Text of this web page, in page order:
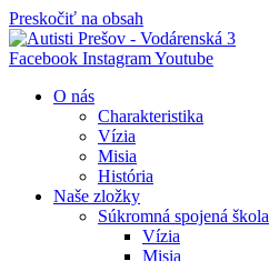
Preskočiť na obsah
Facebook InstagramYoutube
O nás
Charakteristika
Vízia
Misia
História
Naše zložky
Súkromná spojená škola
Vízia
Misia